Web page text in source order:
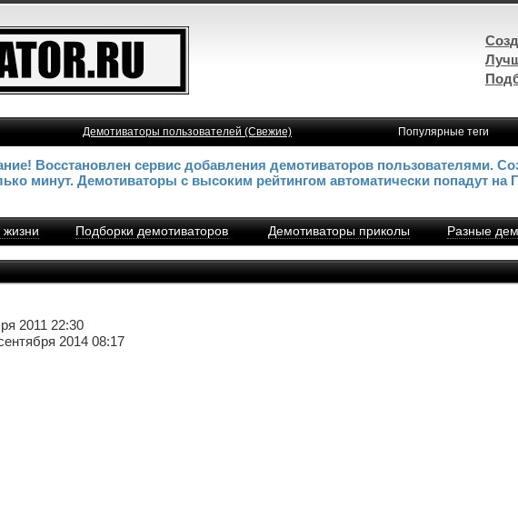
Демотиваторы пользователей (Свежие) Популярные теги
Восстановлен сервис добавления демотиваторов пользователями.
минут. Демотиваторы с высоким рейтингом автоматически попадут на
жизни Подборки демотиваторов Демотиваторы приколы Разные
2011 22:30
2014 08:17